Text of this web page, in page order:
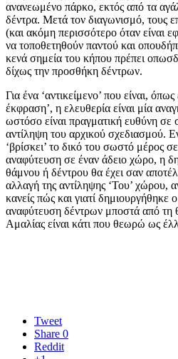
ανανεωμένο πάρκο, εκτός από τα
δέντρα. Μετά τον διαγωνισμό, τους
(και ακόμη περισσότερο όταν είναι
να τοποθετηθούν παντού και
κενά σημεία του κήπου πρέπει
δίχως την προσθήκη δέντρων.
Για ένα ‘αντικείμενο’ που είναι,
έκφραση’, η ελευθερία είναι μία
ωστόσο είναι πραγματική ευθύνη σε
αντίληψη του αρχικού σχεδιασμού.
‘βρίσκει’ το δικό του σωστό μέρος
αναφύτευση σε έναν άδειο χώρο, η
θάμνου ή δέντρου θα έχει σαν
αλλαγή της αντίληψης ‘Του’ χώρου,
κανείς πώς και γιατί δημιουργήθηκε
αναφύτευση δέντρων μποστά από τη
Αμαλίας είναι κάτι που θεωρώ ως
Tweet
Share 0
Reddit